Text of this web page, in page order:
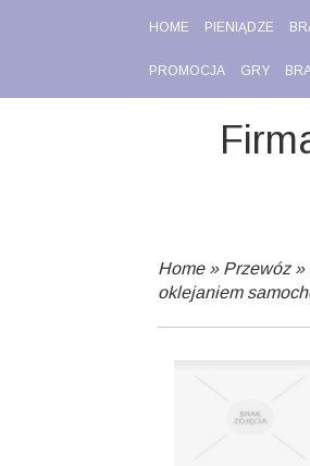
HOME PIENIĄDZE
PROMOCJA GRY
Home» Przewóz»
oklejaniem